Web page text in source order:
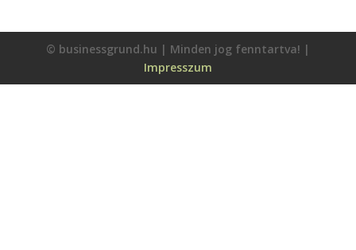
© businessgrund.hu | Minden jog fenntartva! |
Impresszum